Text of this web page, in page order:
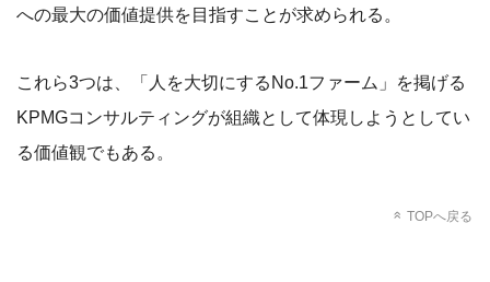
への最大の価値提供を目指すことが求められる。
これら3つは、「人を大切にするNo.1ファーム」を掲げる
KPMGコンサルティングが組織として体現しようとしてい
る価値観でもある。
TOPへ戻る